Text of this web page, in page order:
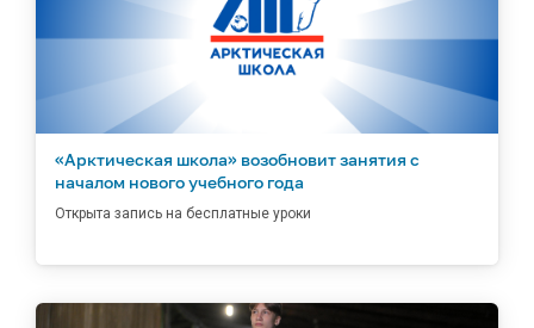
«Арктическая школа» возобновит занятия с
началом нового учебного года
Открыта запись на бесплатные уроки